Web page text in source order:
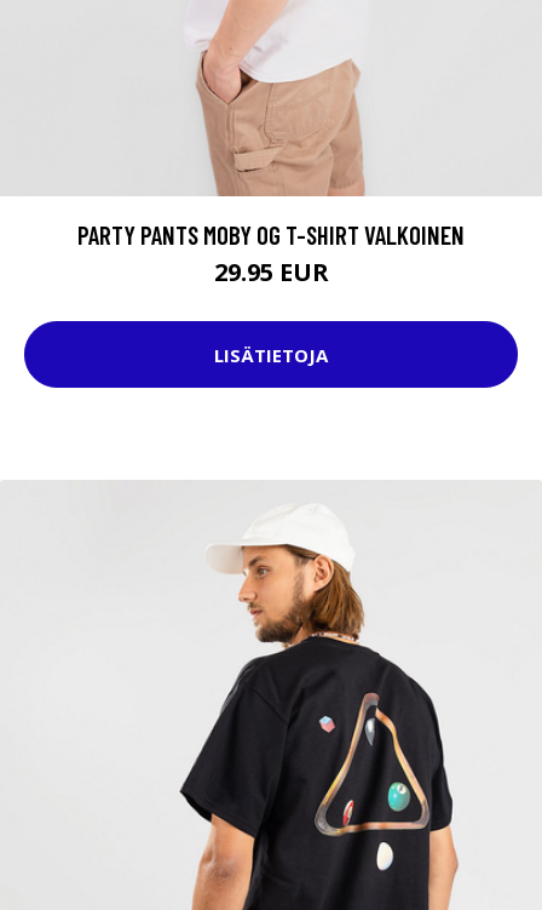
PARTY PANTS MOBY OG T-SHIRT VALKOINEN
29.95 EUR
LISÄTIETOJA